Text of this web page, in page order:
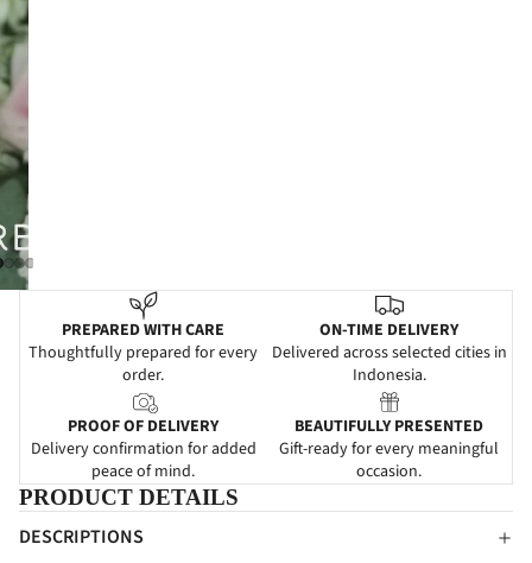
PREPARED WITH CARE
Thoughtfully prepared for every
order.
ON-TIME DELIVERY
Delivered across selected cities in
Indonesia.
PROOF OF DELIVERY
Delivery confirmation for added
peace of mind.
BEAUTIFULLY PRESENTED
Gift-ready for every meaningful
occasion.
PRODUCT DETAILS
DESCRIPTIONS